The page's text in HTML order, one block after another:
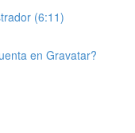
(6:11)
en Gravatar?